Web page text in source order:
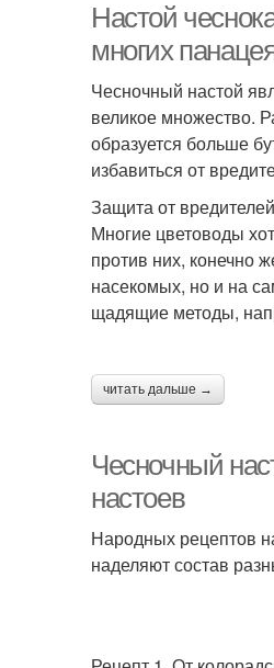
Настой
многих
Чесночный настой
великое множество.
образуется больше
избавиться от
Защита от вредителей
Многие цветоводы
против них, конечно
насекомых, но и на
щадящие методы,
читать дальше →
Чесночный
настоев
Народных рецептов
наделяют состав